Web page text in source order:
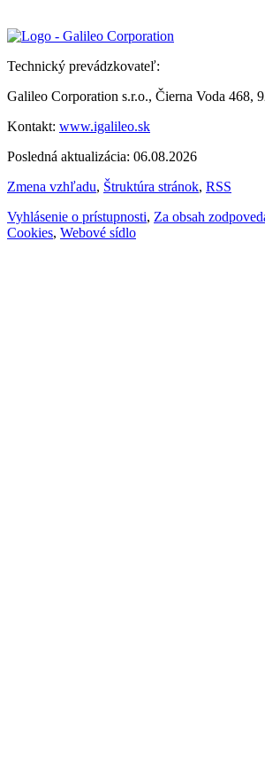
Technický prevádzkovateľ:
Galileo Corporation s.r.o., Čierna Voda 468,
Kontakt: www.igalileo.sk
Posledná aktualizácia: 06.08.2026
Zmena vzhľadu, Štruktúra stránok, RSS
Vyhlásenie o prístupnosti, Za obsah
Cookies, Webové sídlo